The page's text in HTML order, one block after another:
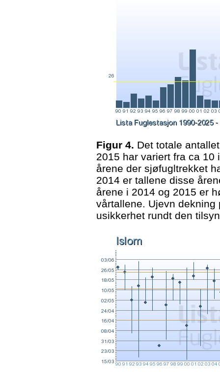
Figur 4. Det totale
2015 har variert fra ca 10
årene der sjøfugltrekket
2014 er tallene disse
årene i 2014 og 2015 er
vårtallene. Ujevn
usikkerhet rundt den